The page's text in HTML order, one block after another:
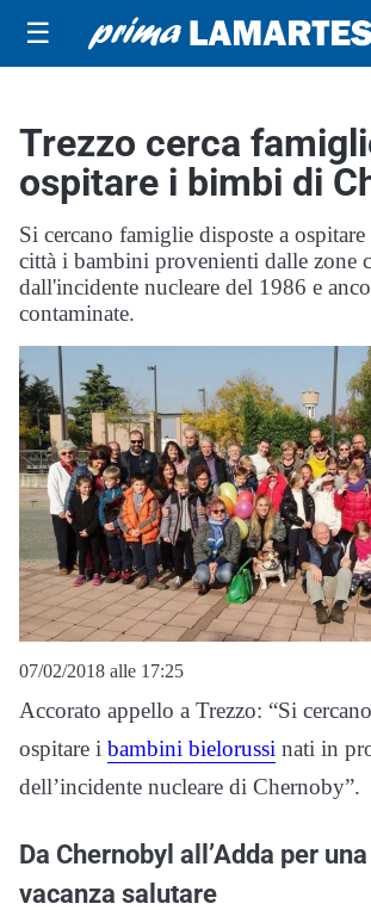
☰
Trezzo cerca
ospitare i bimbi di
Si cercano famiglie disposte a
città i bambini provenienti dalle zone
dall'incidente nucleare del 1986 e
contaminate.
07/02/2018 alle 17:25
Accorato appello a Trezzo: “Si
ospitare i bambini bielorussi nati in
dell’incidente nucleare di Chernoby”.
Da Chernobyl all’Adda per
vacanza salutare